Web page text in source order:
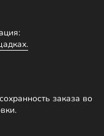
заказа во